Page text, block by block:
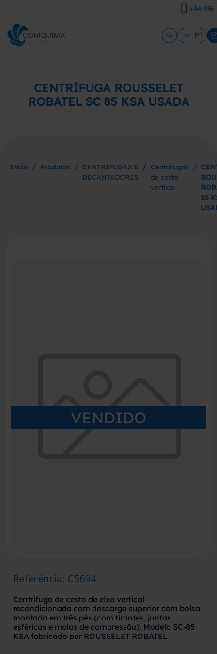
+34
PT
CENTRÍFUGA ROUSSELET
ROBATEL SC 85 KSA USADA
Início / Produtos / CENTRÍFUGAS E
DECANTADORES
/ Centrífugas
de cesto
vertical
/
85
VENDIDO
Referência: C5694
Centrífuga de cesto de eixo vertical
recondicionada com descarga superior com bolsa
montada em três pés (com tirantes, juntas
esféricas e molas de compressão). Modelo SC-85
KSA fabricado por ROUSSELET ROBATEL